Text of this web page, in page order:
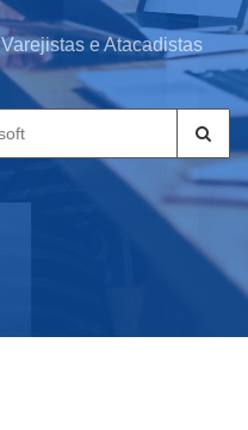
e Atacadistas